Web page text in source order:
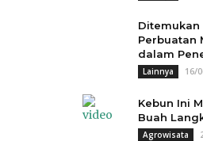
Ditemukan
Perbuatan
dalam
Lainnya 16/
Kebun Ini
Buah
Agrowisata